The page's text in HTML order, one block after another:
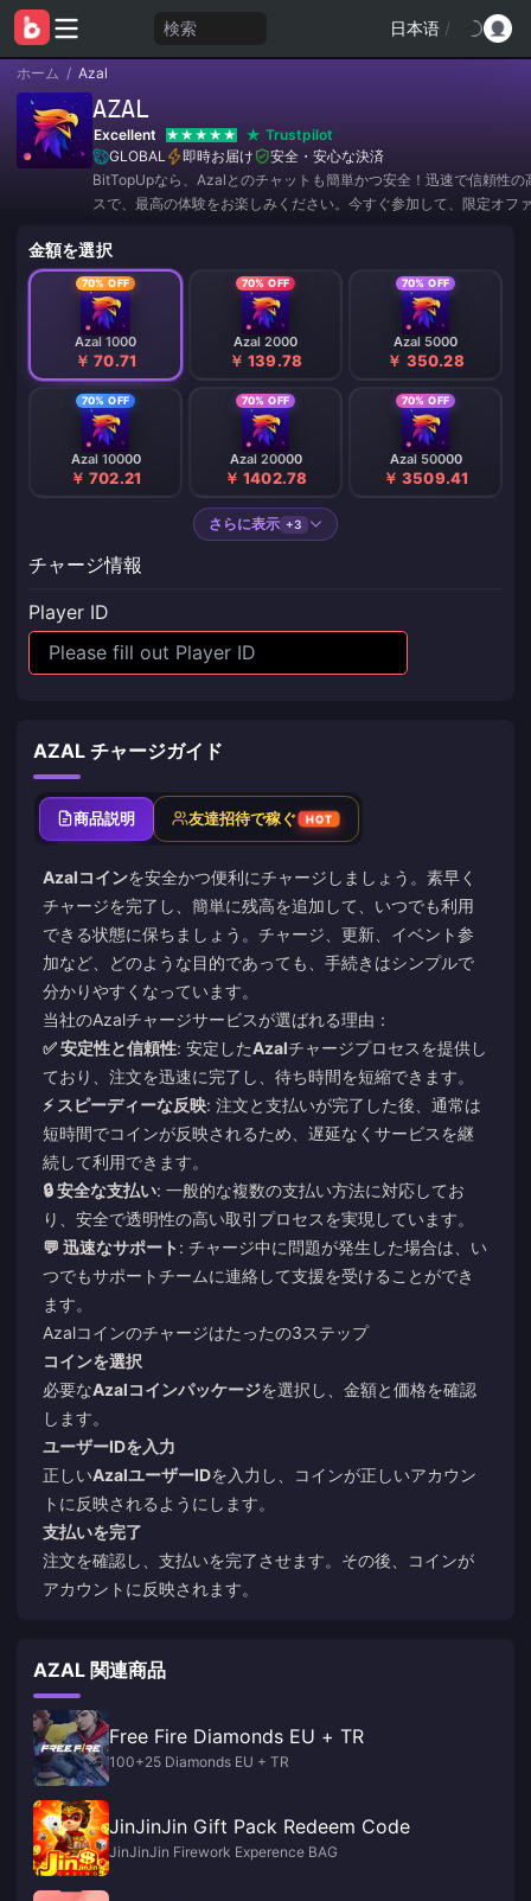
検索 日本语 /
ホーム / Azal
AZAL
Excellent
Trustpilot
GLOBAL
即時お届け
安全・安心な決済
BitTopUpなら、Azalとのチャットも簡単かつ安全！迅速で信頼性の
スで、最高の体験をお楽しみください。今すぐ参加して、限定オフ
金額を選択
70% OFF
Azal 1000
￥ 70.71
70% OFF
Azal 2000
￥ 139.78
70% OFF
Azal 5000
￥ 350.28
70% OFF
Azal 10000
￥ 702.21
70% OFF
Azal 20000
￥ 1402.78
70% OFF
Azal 50000
￥ 3509.41
さらに表示 +3
チャージ情報
Player ID
AZAL チャージガイド
商品説明 友達招待で稼ぐ HOT
Azalコインを安全かつ便利にチャージしましょう。素早く
チャージを完了し、簡単に残高を追加して、いつでも利用
できる状態に保ちましょう。チャージ、更新、イベント参
加など、どのような目的であっても、手続きはシンプルで
分かりやすくなっています。
当社のAzalチャージサービスが選ばれる理由：
✅ 安定性と信頼性: 安定したAzalチャージプロセスを提供し
ており、注文を迅速に完了し、待ち時間を短縮できます。
⚡ スピーディーな反映: 注文と支払いが完了した後、通常は
短時間でコインが反映されるため、遅延なくサービスを継
続して利用できます。
🔒 安全な支払い: 一般的な複数の支払い方法に対応してお
り、安全で透明性の高い取引プロセスを実現しています。
💬 迅速なサポート : チャージ中に問題が発生した場合は、い
つでもサポートチームに連絡して支援を受けることができ
ます。
Azalコインのチャージはたったの3ステップ
コインを選択
必要なAzalコインパッケージを選択し、金額と価格を確認
します。
ユーザーIDを入力
正しいAzalユーザーIDを入力し、コインが正しいアカウン
トに反映されるようにします。
支払いを完了
注文を確認し、支払いを完了させます。その後、コインが
アカウントに反映されます。
AZAL 関連商品
Free Fire Diamonds EU + TR
100+25 Diamonds EU + TR
JinJinJin Gift Pack Redeem Code
JinJinJin Firework Experence BAG